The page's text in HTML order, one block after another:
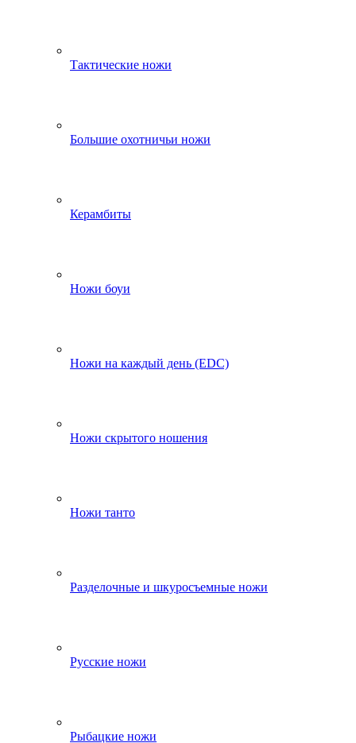
Тактические ножи
Большие охотничьи ножи
Керамбиты
Ножи боуи
Ножи на каждый день (EDC)
Ножи скрытого ношения
Ножи танто
Разделочные и шкуросъемные ножи
Русские ножи
Рыбацкие ножи